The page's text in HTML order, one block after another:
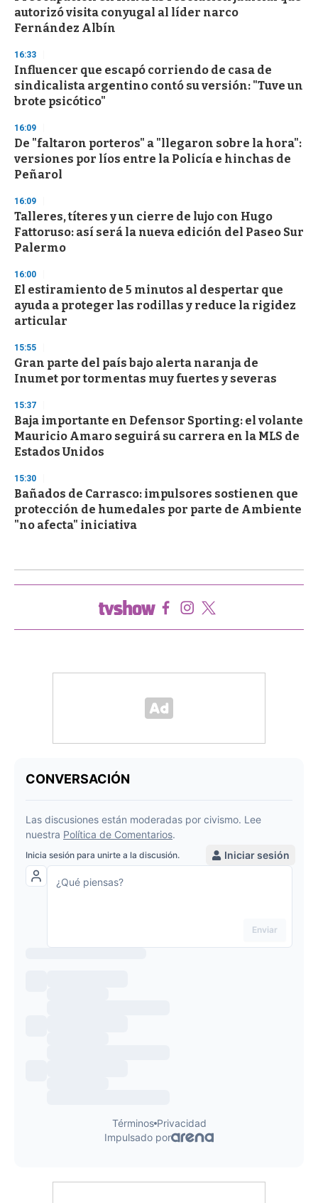
o
f
3
s
e
c
o
n
autorizó visita conyugal al líder narco
Fernández Albín
16:33
Influencer que escapó corriendo de casa de
sindicalista argentino contó su versión: "Tuve un
brote psicótico"
16:09
De "faltaron porteros" a "llegaron sobre la hora":
versiones por líos entre la Policía e hinchas de
Peñarol
16:09
Talleres, títeres y un cierre de lujo con Hugo
Fattoruso: así será la nueva edición del Paseo Sur
Palermo
16:00
El estiramiento de 5 minutos al despertar que
ayuda a proteger las rodillas y reduce la rigidez
articular
15:55
Gran parte del país bajo alerta naranja de
Inumet por tormentas muy fuertes y severas
15:37
Baja importante en Defensor Sporting: el volante
Mauricio Amaro seguirá su carrera en la MLS de
Estados Unidos
15:30
Bañados de Carrasco: impulsores sostienen que
protección de humedales por parte de Ambiente
"no afecta" iniciativa